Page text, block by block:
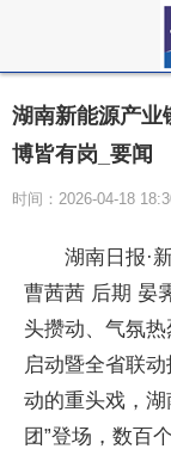
湖南新能源产业
博皆有岗_要闻
时间：2026-04-18
湖南日报·
曹茜茜 后期 晏
头攒动、气氛热
启动暨全省联
动的重头戏，湖
团”登场，数百